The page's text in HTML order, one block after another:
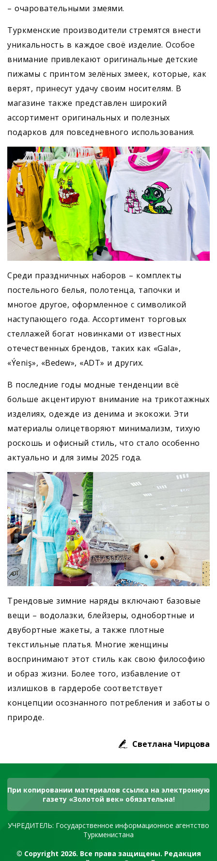
– очаровательными змеями.
Туркменские производители стремятся внести
уникальность в каждое своё изделие. Особое
внимание привлекают оригинальные детские
пижамы с принтом зелёных змеек, которые, как
верят, принесут удачу своим носителям. В
магазине также представлен широкий
ассортимент оригинальных и полезных
подарков для повседневного использования.
Среди праздничных наборов – комплекты
постельного белья, полотенца, тапочки и
многое другое, оформленное с символикой
наступающего года. Ассортимент торговых
стеллажей богат новинками от известных
отечественных брендов, таких как «Gala»,
«Ýeniş», «Bedew», «ADT» и других.
В последние годы модные тенденции всё
больше акцентируют внимание на трикотажных
изделиях, одежде из денима и экокожи. Эти
материалы олицетворяют минимализм, тихую
роскошь и офисный стиль, что стало особенно
актуально и для зимы 2025 года.
Трендовые зимние наряды включают базовые
вещи – водолазки, блейзеры, однобортные и
двубортные жакеты, а также плотные
текстильные платья. Многие женщины
воспринимают этот стиль как свою философию
и образ жизни. Более того, избавление от
излишков в гардеробе соответствует
концепции осознанного потребления и заботы о
природе.
Светлана Чирцова
При копировании материалов ссылка на электронную
газету «Золотой век» обязательна!
УЧРЕДИТЕЛЬ: Государственное информационное агентство
Туркменистана
© Copyright 2026. Все права защищены. Редакция